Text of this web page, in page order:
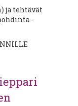
ja tehtävät
-